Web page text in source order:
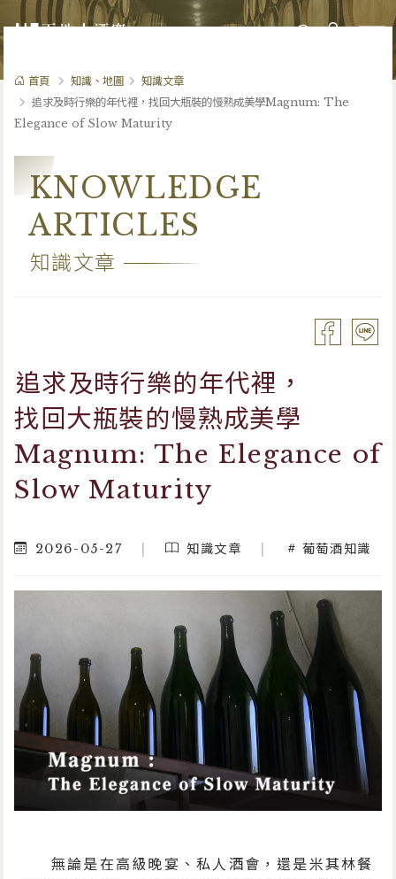
首頁 知識、地圖
知識文章
追求及時行樂的年代裡，找回大瓶裝的慢熟成美學Magnum: The
Elegance of Slow Maturity
KNOWLEDGE
ARTICLES
知識文章
追求及時行樂的年代裡，
找回大瓶裝的慢熟成美學
Magnum: The Elegance of
Slow Maturity
2026-05-27 知識文章 葡萄酒知識
無論是在高級晚宴、私人酒會，還是米其林餐